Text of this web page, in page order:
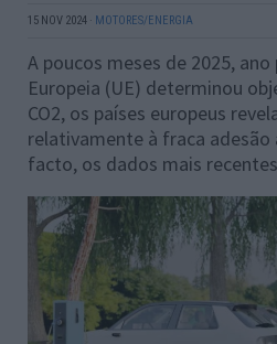
15 NOV 2024 · MOTORES/ENERGIA
A poucos meses de 2025,
Europeia (UE) determinou
CO2, os países europeus
relativamente à fraca adesão
facto, os dados mais